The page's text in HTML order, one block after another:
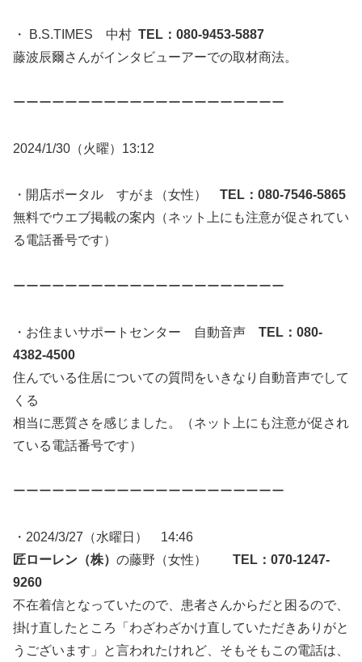
・ B.S.TIMES 中村 TEL：080-9453-5887
藤波辰爾さんがインタビューアーでの取材商法。
ーーーーーーーーーーーーーーーーーーーーー
2024/1/30（火曜）13:12
・開店ポータル すがま（女性） TEL：080-7546-5865
無料でウエブ掲載の案内（ネット上にも注意が促されてい
る電話番号です）
ーーーーーーーーーーーーーーーーーーーーー
・お住まいサポートセンター 自動音声 TEL：080-
4382-4500
住んでいる住居についての質問をいきなり自動音声でして
くる
相当に悪質さを感じました。（ネット上にも注意が促され
ている電話番号です）
ーーーーーーーーーーーーーーーーーーーーー
・2024/3/27（水曜日） 14:46
匠ローレン（株） の藤野（女性） TEL：070-1247-
9260
不在着信となっていたので、患者さんからだと困るので、
掛け直したところ「わざわざかけ直していただきありがと
うございます」と言われたけれど、そもそもこの電話は、